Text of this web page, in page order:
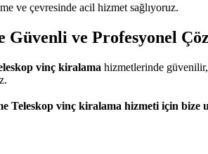
ve çevresinde acil hizmet sağlıyoruz.
Güvenli ve Profesyonel
vinç kiralama hizmetlerinde
Teleskop vinç kiralama hizmeti için bize